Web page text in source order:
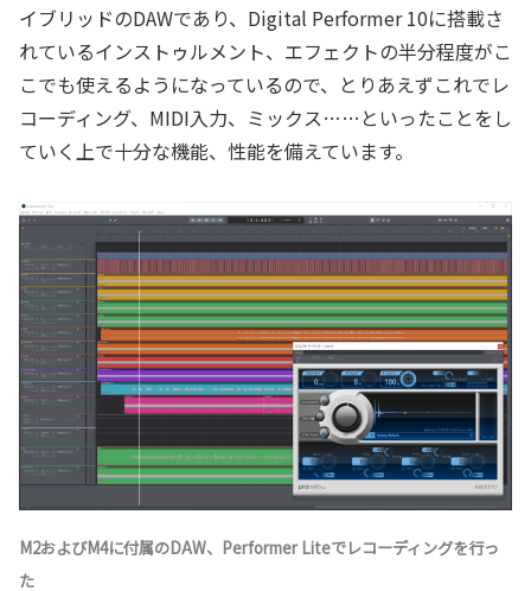
イブリッドのDAWであり、Digital Performer 10に搭載さ
れているインストゥルメント、エフェクトの半分程度がこ
こでも使えるようになっているので、とりあえずこれでレ
コーディング、MIDI入力、ミックス……といったことをし
ていく上で十分な機能、性能を備えています。
M2およびM4に付属のDAW、Performer Liteでレコーディングを行っ
た